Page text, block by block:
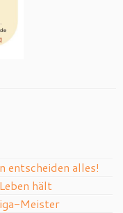
entscheiden alles!
hält
Meister